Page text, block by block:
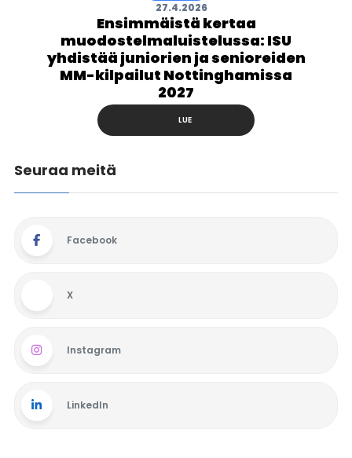
27.4.2026
Ensimmäistä kertaa
muodostelmaluistelussa: ISU
yhdistää juniorien ja senioreiden
MM-kilpailut Nottinghamissa
2027
LUE
Seuraa meitä
Facebook
X
Instagram
LinkedIn